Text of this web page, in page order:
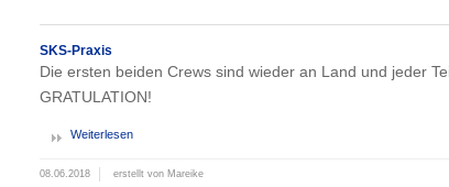
SKS-Praxis
Die ersten beiden Crews sind wieder an Land und jeder
GRATULATION!
Weiterlesen
08.06.2018 erstellt von Mareike